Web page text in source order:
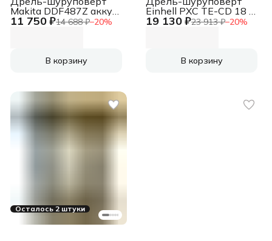
11 750 ₽14 688 ₽−20%
Makita DDF487Z аккум.
патрон:быстрозажимной
В корзину
19 130 ₽23 913 ₽−20%
Einhell PXC TE-CD 18 Li
Brushless аккум.
В корзину
Осталось 2 штуки